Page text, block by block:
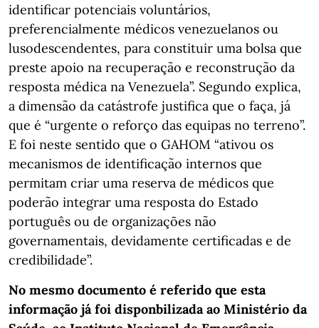
identificar potenciais voluntários,
preferencialmente médicos venezuelanos ou
lusodescendentes, para constituir uma bolsa que
preste apoio na recuperação e reconstrução da
resposta médica na Venezuela”. Segundo explica,
a dimensão da catástrofe justifica que o faça, já
que é “urgente o reforço das equipas no terreno”.
E foi neste sentido que o GAHOM “ativou os
mecanismos de identificação internos que
permitam criar uma reserva de médicos que
poderão integrar uma resposta do Estado
português ou de organizações não
governamentais, devidamente certificadas e de
credibilidade”.
No mesmo documento é referido que esta
informação já foi disponbilizada ao Ministério da